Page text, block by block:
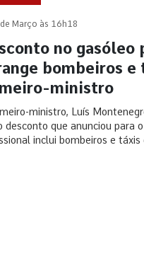
Março às 16h18
no gasóleo
bombeiros e
ministro
ministro, Luís
desconto que anunciou para
inclui bombeiros e táxis